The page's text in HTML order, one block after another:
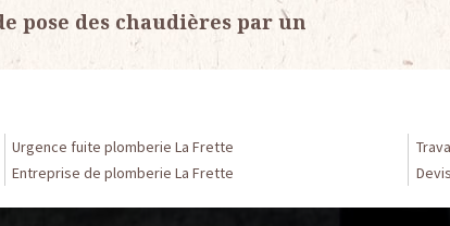
pose des chaudières par un
Urgence fuite plomberie La Frette
Entreprise de plomberie La Frette